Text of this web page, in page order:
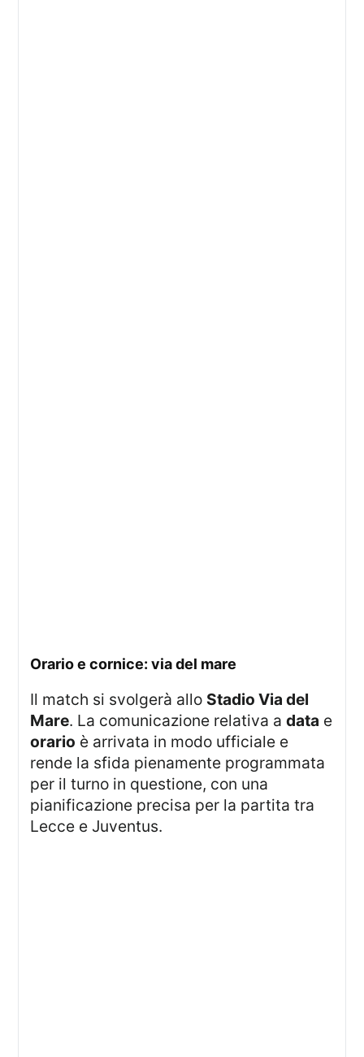
orario e cornice: via del mare
Il match si svolgerà allo Stadio Via del
Mare. La comunicazione relativa adata e
orario è arrivata in modo ufficiale e
rende la sfida pienamente programmata
per il turno in questione, con una
pianificazione precisa per la partita tra
Lecce e Juventus.